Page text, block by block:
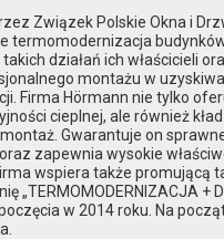
Związek Polskie Okna i
termomodernizacja
działań ich właścicieli
montażu w
Firma Hörmann nie tylko
cieplnej, ale również
Gwarantuje on
zapewnia wysokie
wspiera także promującą
„TERMOMODERNIZACJA +
w 2014 roku. Na